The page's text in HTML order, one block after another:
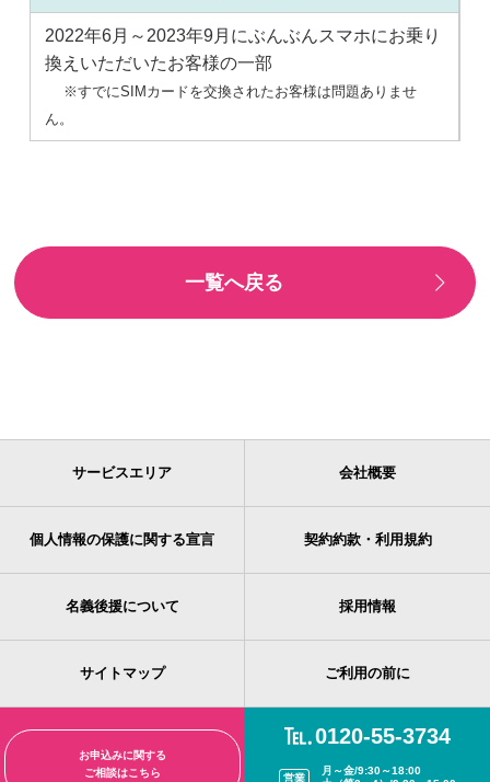
2022年6月～2023年9月にぶんぶんスマホにお乗り
換えいただいたお客様の一部
すでにSIMカードを交換されたお客様は問題ありませ
ん。
一覧へ戻る
サービスエリア 会社概要
個人情報の保護に関する宣言 契約約款・利用規約
名義後援について 採用情報
サイトマップ ご利用の前に
お申込みに関する
ご相談はこちら
0120-55-3734
営業
月～金/9:30～18:00